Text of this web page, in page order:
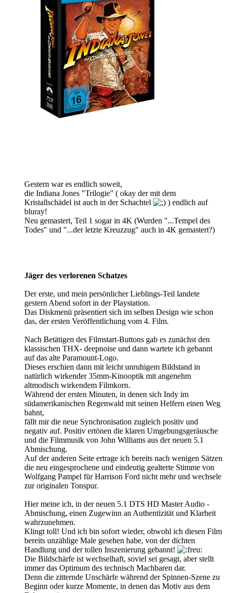
Gestern war es endlich soweit,
die Indiana Jones "Trilogie" ( okay der mit dem
Kristallschädel ist auch in der Schachtel
) endlich auf
bluray!
Neu gemastert, Teil 1 sogar in 4K (Wurden "...Tempel des
Todes" und "...der letzte Kreuzzug" auch in 4K gemastert?)
Jäger des verlorenen Schatzes
Der erste, und mein persönlicher Lieblings-Teil landete
gestern Abend sofort in der Playstation.
Das Diskmenü präsentiert sich im selben Design wie schon
das, der ersten Veröffentlichung vom 4. Film.
Nach Betätigen des Filmstart-Buttons gab es zunächst den
klassischen THX- deepnoise und dann wartete ich gebannt
auf das alte Paramount-Logo.
Dieses erschien dann mit leicht unruhigem Bildstand in
natürlich wirkender 35mm-Kinooptik mit angenehm
altmodisch wirkendem Filmkorn.
Während der ersten Minuten, in denen sich Indy im
südamerikanischen Regenwald mit seinen Helfern einen Weg
bahnt,
fällt mir die neue Synchronisation zugleich positiv und
negativ auf. Positiv ertönen die klaren Umgebungsgeräusche
und die Filmmusik von John Williams aus der neuen 5.1
Abmischung.
Auf der anderen Seite ertrage ich bereits nach wenigen Sätzen
die neu eingesprochene und eindeutig gealterte Stimme von
Wolfgang Pampel für Harrison Ford nicht mehr und wechsele
zur originalen Tonspur.
Hier meine ich, in der neuen 5.1 DTS HD Master Audio -
Abmischung, einen Zugewinn an Authentizität und Klarheit
wahrzunehmen.
Klingt toll! Und ich bin sofort wieder, obwohl ich diesen Film
bereits unzählige Male gesehen habe, von der dichten
Handlung und der tollen Inszenierung gebannt!
Die Bildschärfe ist wechselhaft, soviel sei gesagt, aber stellt
immer das Optimum des technisch Machbaren dar.
Denn die zitternde Unschärfe während der Spinnen-Szene zu
Beginn oder kurze Momente, in denen das Motiv aus dem